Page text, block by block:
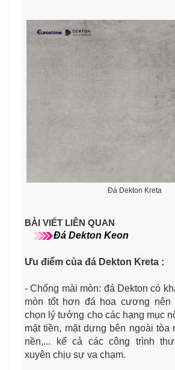
Đá Dekton Kreta
BÀI VIẾT LIÊN QUAN
Đá Dekton Keon
Ưu điểm của đá Dekton Kreta :
- Chống mài mòn: đá Dekton có
mòn tốt hơn đá hoa cương
chọn lý tưởng cho các hạng mục
mặt tiền, mặt dựng bên ngoài tòa
nền,... kể cả các công trình
xuyên chịu sự va chạm.